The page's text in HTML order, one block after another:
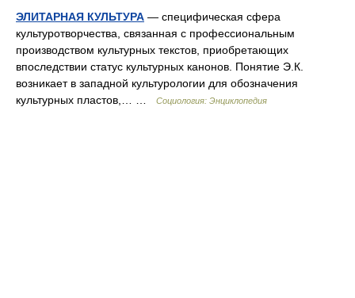
ЭЛИТАРНАЯ КУЛЬТУРА — специфическая сфера
культуротворчества, связанная с профессиональным
производством культурных текстов, приобретающих
впоследствии статус культурных канонов. Понятие Э.К.
возникает в западной культурологии для обозначения
культурных пластов,… …
Социология: Энциклопедия